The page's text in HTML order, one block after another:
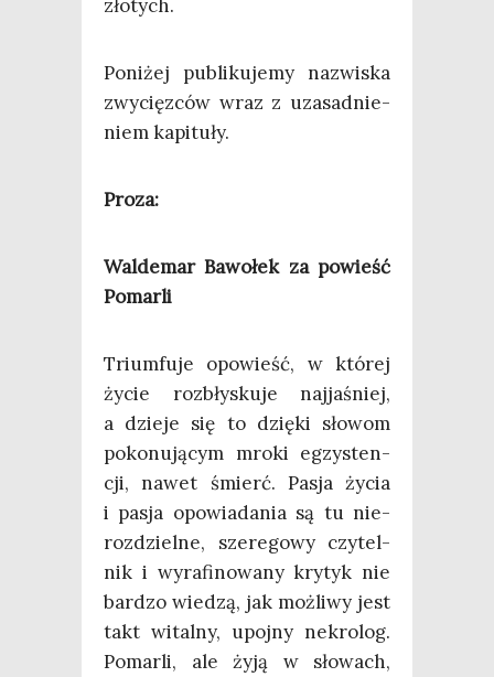
złotych.
Poni­żej publi­ku­je­my nazwi­ska
zwy­cięz­ców wraz z uza­sad­nie­
niem kapituły.
Pro­za:
Wal­de­mar Bawo­łek za powieść
Pomarli
Trium­fu­je opo­wieść, w któ­rej
życie roz­bły­sku­je naj­ja­śniej,
a dzie­je się to dzię­ki sło­wom
poko­nu­ją­cym mro­ki egzy­sten­
cji, nawet śmierć. Pasja życia
i pasja opo­wia­da­nia są tu nie­
roz­dziel­ne, sze­re­go­wy czy­tel­
nik i wyra­fi­no­wa­ny kry­tyk nie
bar­dzo wie­dzą, jak moż­li­wy jest
takt wital­ny, upoj­ny nekro­log.
Pomar­li, ale żyją w sło­wach,